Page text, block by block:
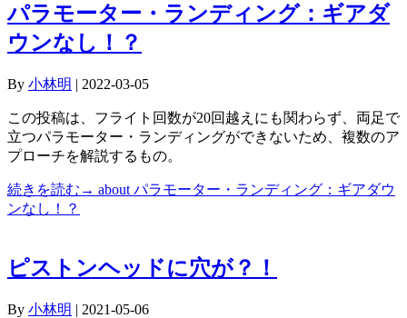
パラモーター・ランディング：ギアダ
ウンなし！？
By 小林明 | 2022-03-05
この投稿は、フライト回数が20回越えにも関わらず、両足で
立つパラモーター・ランディングができないため、複数のア
プローチを解説するもの。
続きを読む→ about パラモーター・ランディング：ギアダウ
ンなし！？
ピストンヘッドに穴が？！
By 小林明 | 2021-05-06